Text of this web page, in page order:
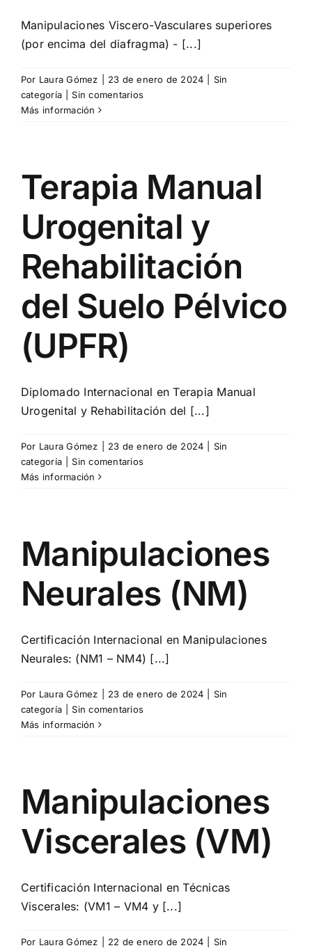
Manipulaciones Viscero-Vasculares superiores
(por encima del diafragma) - [...]
Por Laura Gómez 23 de enero de 2024
Sin
categoría
Sin comentarios
Más información
Terapia Manual
Urogenital y
Rehabilitación
del Suelo Pélvico
(UPFR)
Diplomado Internacional en Terapia Manual
Urogenital y Rehabilitación del [...]
Por Laura Gómez 23 de enero de 2024
Sin
categoría
Sin comentarios
Más información
Manipulaciones
Neurales (NM)
Certificación Internacional en Manipulaciones
Neurales: (NM1 – NM4) [...]
Por Laura Gómez 23 de enero de 2024
Sin
categoría
Sin comentarios
Más información
Manipulaciones
Viscerales (VM)
Certificación Internacional en Técnicas
Viscerales: (VM1 – VM4 y [...]
Por Laura Gómez 22 de enero de 2024
Sin